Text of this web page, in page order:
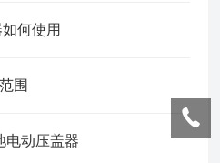
何使用
围
电动压盖器